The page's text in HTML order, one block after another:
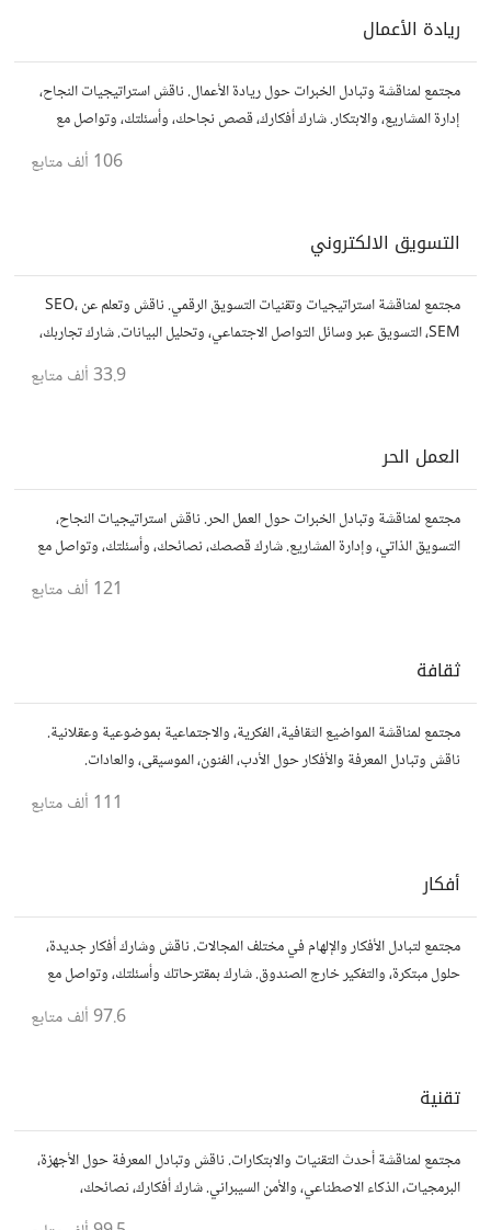
ريادة الأعمال
مجتمع لمناقشة وتبادل الخبرات حول ريادة الأعمال. ناقش استراتيجيات النجاح،
إدارة المشاريع، والابتكار. شارك أفكارك، قصص نجاحك، وأسئلتك، وتواصل مع
106 ألف متابع
التسويق الالكتروني
مجتمع لمناقشة استراتيجيات وتقنيات التسويق الرقمي. ناقش وتعلم عن SEO،
SEM، التسويق عبر وسائل التواصل الاجتماعي، وتحليل البيانات. شارك تجاربك،
33.9 ألف متابع
العمل الحر
مجتمع لمناقشة وتبادل الخبرات حول العمل الحر. ناقش استراتيجيات النجاح،
التسويق الذاتي، وإدارة المشاريع. شارك قصصك، نصائحك، وأسئلتك، وتواصل مع
121 ألف متابع
ثقافة
مجتمع لمناقشة المواضيع الثقافية، الفكرية، والاجتماعية بموضوعية وعقلانية.
ناقش وتبادل المعرفة والأفكار حول الأدب، الفنون، الموسيقى، والعادات.
111 ألف متابع
أفكار
مجتمع لتبادل الأفكار والإلهام في مختلف المجالات. ناقش وشارك أفكار جديدة،
حلول مبتكرة، والتفكير خارج الصندوق. شارك بمقترحاتك وأسئلتك، وتواصل مع
97.6 ألف متابع
تقنية
مجتمع لمناقشة أحدث التقنيات والابتكارات. ناقش وتبادل المعرفة حول الأجهزة،
البرمجيات، الذكاء الاصطناعي، والأمن السيبراني. شارك أفكارك، نصائحك،